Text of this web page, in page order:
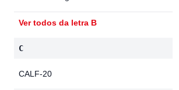
Ver todos da letra B
C
CALF-20